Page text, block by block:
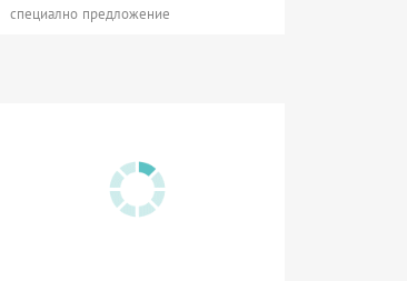
специално предложение